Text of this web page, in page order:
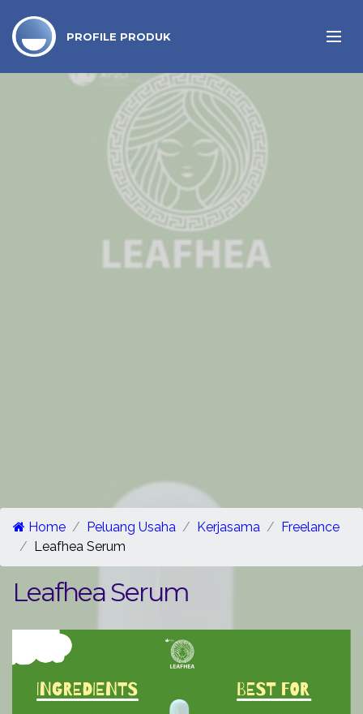
PROFILE PRODUK
Home Peluang Usaha Kerjasama
Freelance
Leafhea Serum
Leafhea Serum